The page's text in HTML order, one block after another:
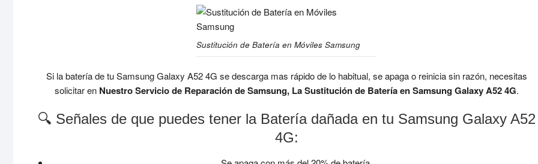
Sustitución de Batería en Móviles Samsung
Si la batería de tu Samsung Galaxy A52 4G se descarga mas rápido de lo habitual, se apaga o reinicia sin razón, necesitas
solicitar en Nuestro Servicio de Reparación de Samsung, La Sustitución de Batería en Samsung Galaxy A52 4G.
🔍 Señales de que puedes tener la Batería dañada en tu Samsung Galaxy A52
4G: